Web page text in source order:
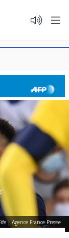
| Agence France-Presse